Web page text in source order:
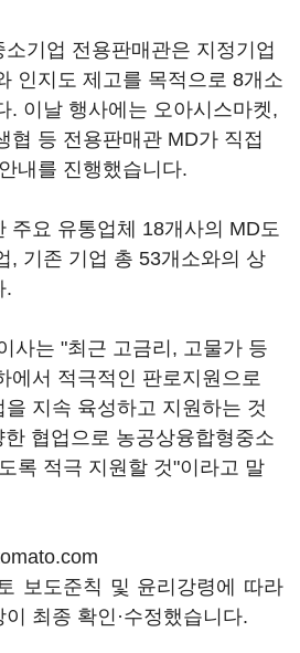
기업 전용판매관은 지정기업
인지도 제고를 목적으로 8개소
. 이날 행사에는 오아시스마켓,
협 등 전용판매관 MD가 직접
내를 진행했습니다.
주요 유통업체 18개사의 MD도
, 기존 기업 총 53개소와의 상
.
사는 "최근 고금리, 고물가 등
에서 적극적인 판로지원으로
지속 육성하고 지원하는 것
협업으로 농공상융합형중소
록 적극 지원할 것"이라고 말
보도준칙 및 윤리강령에 따라
최종 확인·수정했습니다.